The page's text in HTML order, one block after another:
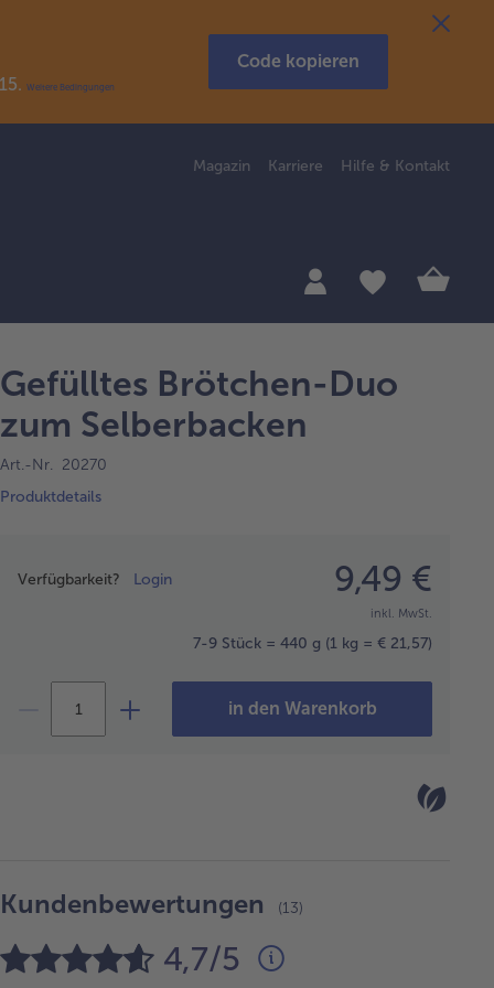
Weitere Bedingungen
Code kopieren
Magazin Karriere Hilfe & Kontakt
Gefülltes Brötchen-Duo
zum Selberbacken
Art.-Nr. 20270
Produktdetails
Verfügbarkeit? Login 9,49 €
inkl. MwSt.
7-9 Stück = 440 g (1 kg = € 21,57)
in den Warenkorb
Kundenbewertungen (13)
4,7/5